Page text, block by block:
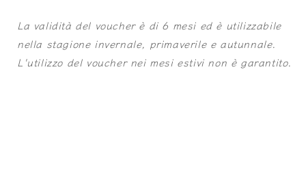
La validità del voucher è di 6 mesi ed è utilizzabile
nella stagione invernale, primaverile e autunnale.
L'utilizzo del voucher nei mesi estivi non è garantito.